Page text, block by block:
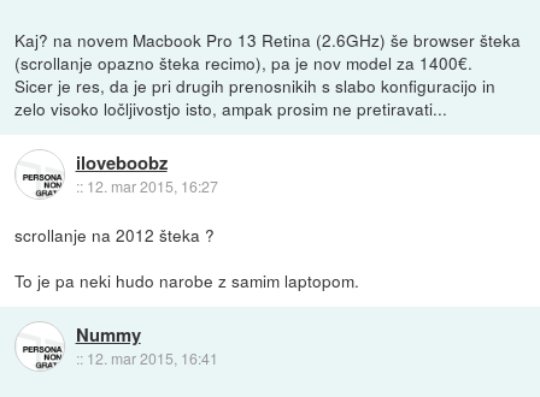
Kaj? na novem Macbook Pro 13 Retina (2.6GHz) še browser šteka
(scrollanje opazno šteka recimo), pa je nov model za 1400€.
Sicer je res, da je pri drugih prenosnikih s slabo konfiguracijo in
zelo visoko ločljivostjo isto, ampak prosim ne pretiravati...
iloveboobz
:: 12. mar 2015, 16:27
scrollanje na 2012 šteka ?
To je pa neki hudo narobe z samim laptopom.
Nummy
:: 12. mar 2015, 16:41